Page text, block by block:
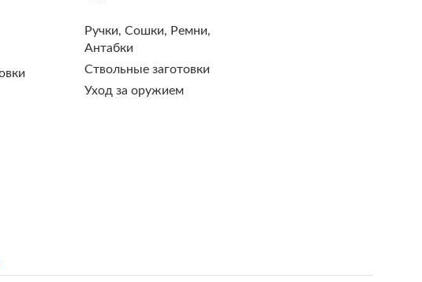
Ручки, Сошки, Ремни,
Антабки
Ствольные заготовки
Уход за оружием